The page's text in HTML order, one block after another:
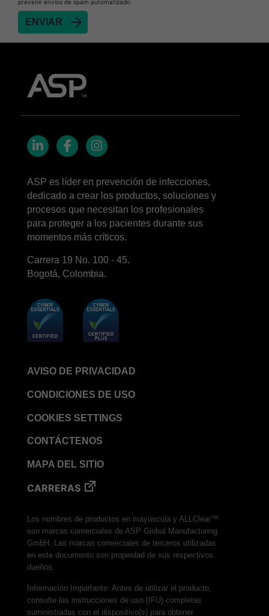
prevenir envíos de spam automatizado.
ASP es líder en prevención de infecciones,
dedicado a crear los productos, soluciones y
procesos que necesitan los profesionales
para proteger a los pacientes durante sus
momentos más críticos.
Carrera 19 No. 100 - 45.
Bogotá, Colombia.
AVISO DE PRIVACIDAD
CONDICIONES DE USO
COOKIES SETTINGS
CONTÁCTENOS
MAPA DEL SITIO
CARRERAS
Los nombres de productos en mayúscula y ALLClear™
son marcas comerciales de ASP Global Manufacturing
GmbH. Las marcas comerciales de terceros utilizadas
en este documento son propiedad de sus respectivos
dueños.
Información Importante: Antes de utilizar el producto,
consulte las instrucciones de uso (IFU) completas
suministradas con el dispositivo(s) para obtener